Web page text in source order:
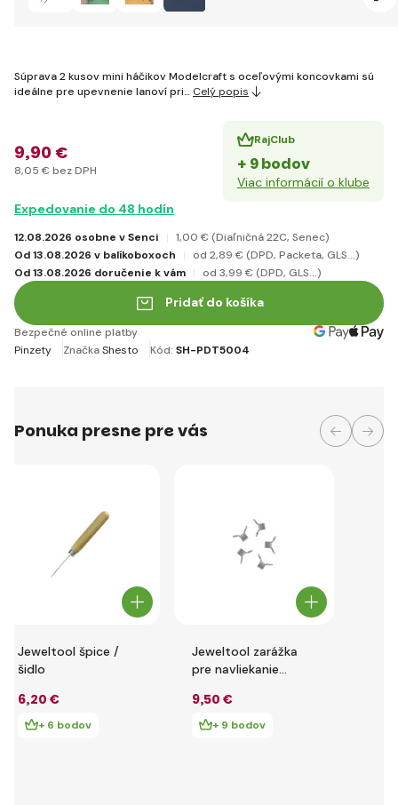
Súprava 2 kusov mini háčikov Modelcraft s oceľovými koncovkami sú
ideálne pre upevnenie lanoví pri… Celý popis
9,90 €
8,05 € bez DPH
RajClub
+ 9 bodov
Viac informácií o klube
Expedovanie do 48 hodín
12.08.2026 osobne v Senci 1,00 € (Diaľničná 22C, Senec)
Od 13.08.2026 v balíkoboxoch
od 2,89 € (DPD, Packeta, GLS...)
Od 13.08.2026 doručenie k vám
od 3,99 € (DPD, GLS...)
Pridať do košíka
Bezpečné online platby
Pinzety
ZnačkaShesto Kód: SH-PDT5004
Ponuka presne pre vás
Jeweltool špice /
šidlo
6,20 €
+ 6 bodov
Jeweltool zarážka
pre navliekanie
9,50 €
+ 9 bodov